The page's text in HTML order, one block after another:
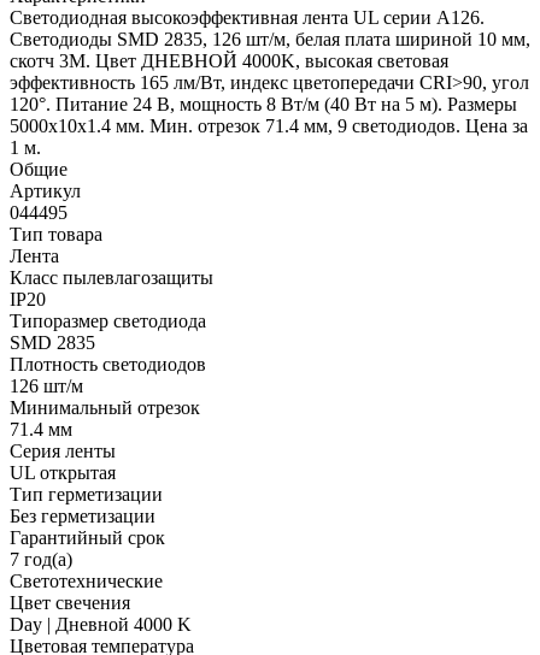
Светодиодная высокоэффективная лента UL серии A126.
Светодиоды SMD 2835, 126 шт/м, белая плата шириной 10 мм,
скотч 3M. Цвет ДНЕВНОЙ 4000K, высокая световая
эффективность 165 лм/Вт, индекс цветопередачи CRI>90, угол
120°. Питание 24 В, мощность 8 Вт/м (40 Вт на 5 м). Размеры
5000x10x1.4 мм. Мин. отрезок 71.4 мм, 9 светодиодов. Цена за
1 м.
Общие
Артикул
044495
Тип товара
Лента
Класс пылевлагозащиты
IP20
Типоразмер светодиода
SMD 2835
Плотность светодиодов
126 шт/м
Минимальный отрезок
71.4 мм
Серия ленты
UL открытая
Тип герметизации
Без герметизации
Гарантийный срок
7 год(а)
Светотехнические
Цвет свечения
Day | Дневной 4000 K
Цветовая температура